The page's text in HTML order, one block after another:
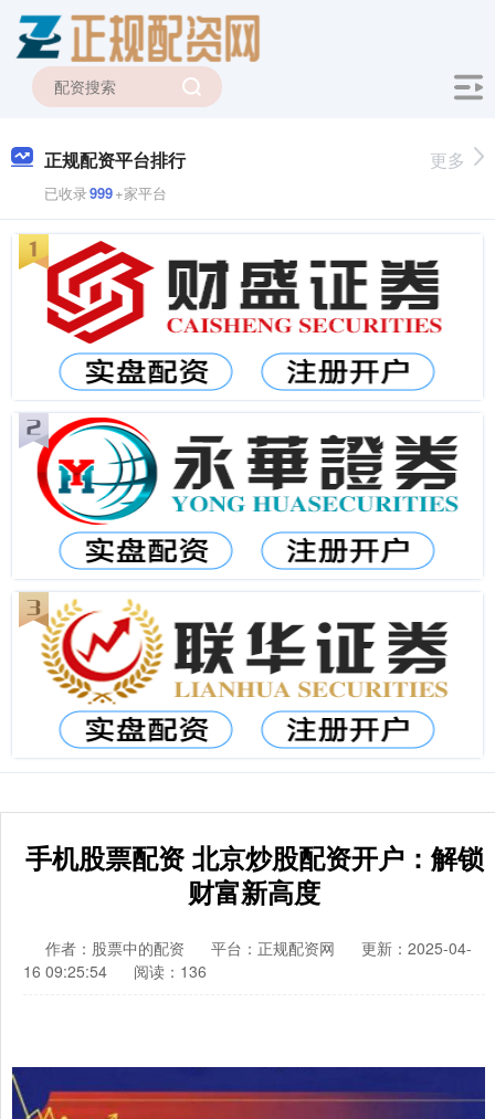
正规配资平台排行
已收录999+家平台
更多
手机股票配资 北京炒股配资开户：解锁
财富新高度
作者：股票中的配资 平台：正规配资网
更新：2025-04-
16 09:25:54
阅读：136